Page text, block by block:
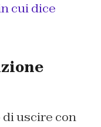
cui dice
uscire con